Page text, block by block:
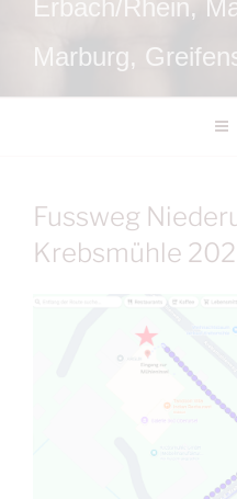
Erbach/Rhein,
Marburg,
Fussweg
Krebsmühle